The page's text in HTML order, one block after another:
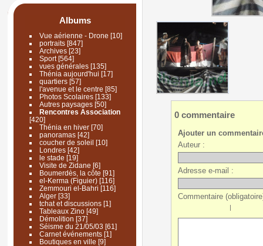
Albums
Vue aérienne - Drone [10]
portraits[847]
Archives [23]
Sport[564]
vues générales[135]
Thénia aujourd'hui [17]
quartiers[57]
l'avenue et le centre [85]
Photos Scolaires[133]
Autres paysages[50]
Rencontres Association
[420]
Thénia en hiver[70]
panoramas[42]
coucher de soleil [10]
Londres[42]
le stade [19]
Visite de Zidane [6]
Boumerdès, la côte [91]
el-Kerma (Figuier)[116]
Zemmouri el-Bahri [116]
Alger[33]
tchat et discussions[1]
Tableaux Zino[49]
Démolition [37]
Séisme du 21/05/03 [61]
Carnet événements[1]
Boutiques en ville [9]
0 commentaire
Ajouter un
Auteur :
Adresse e-mail :
Commentaire
|